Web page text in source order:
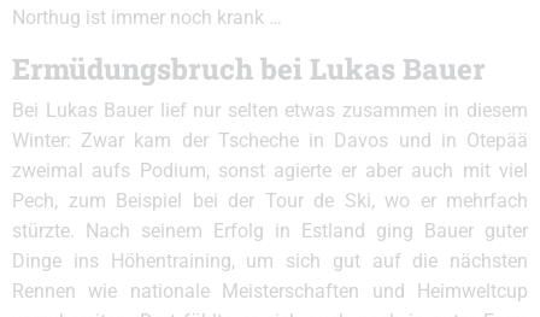
Northug ist immer noch krank …
Ermüdungsbruch bei Lukas Bauer
Bei Lukas Bauer lief nur selten etwas zusammen in diesem
Winter: Zwar kam der Tscheche in Davos und in Otepää
zweimal aufs Podium, sonst agierte er aber auch mit viel
Pech, zum Beispiel bei der Tour de Ski, wo er mehrfach
stürzte. Nach seinem Erfolg in Estland ging Bauer guter
Dinge ins Höhentraining, um sich gut auf die nächsten
Rennen wie nationale Meisterschaften und Heimweltcup